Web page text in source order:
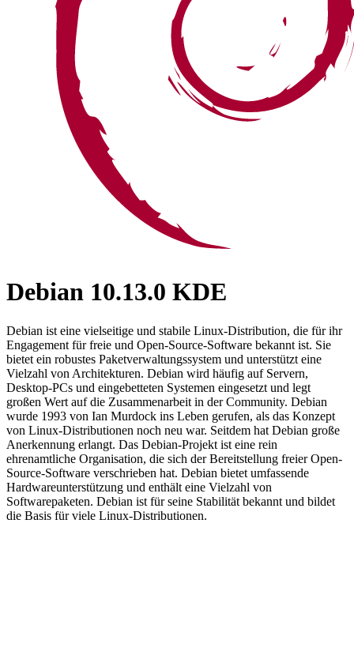
Debian 10.13.0 KDE
Debian ist eine vielseitige und stabile Linux-Distribution, die für ihr
Engagement für freie und Open-Source-Software bekannt ist. Sie
bietet ein robustes Paketverwaltungssystem und unterstützt eine
Vielzahl von Architekturen. Debian wird häufig auf Servern,
Desktop-PCs und eingebetteten Systemen eingesetzt und legt
großen Wert auf die Zusammenarbeit in der Community. Debian
wurde 1993 von Ian Murdock ins Leben gerufen, als das Konzept
von Linux-Distributionen noch neu war. Seitdem hat Debian große
Anerkennung erlangt. Das Debian-Projekt ist eine rein
ehrenamtliche Organisation, die sich der Bereitstellung freier Open-
Source-Software verschrieben hat. Debian bietet umfassende
Hardwareunterstützung und enthält eine Vielzahl von
Softwarepaketen. Debian ist für seine Stabilität bekannt und bildet
die Basis für viele Linux-Distributionen.